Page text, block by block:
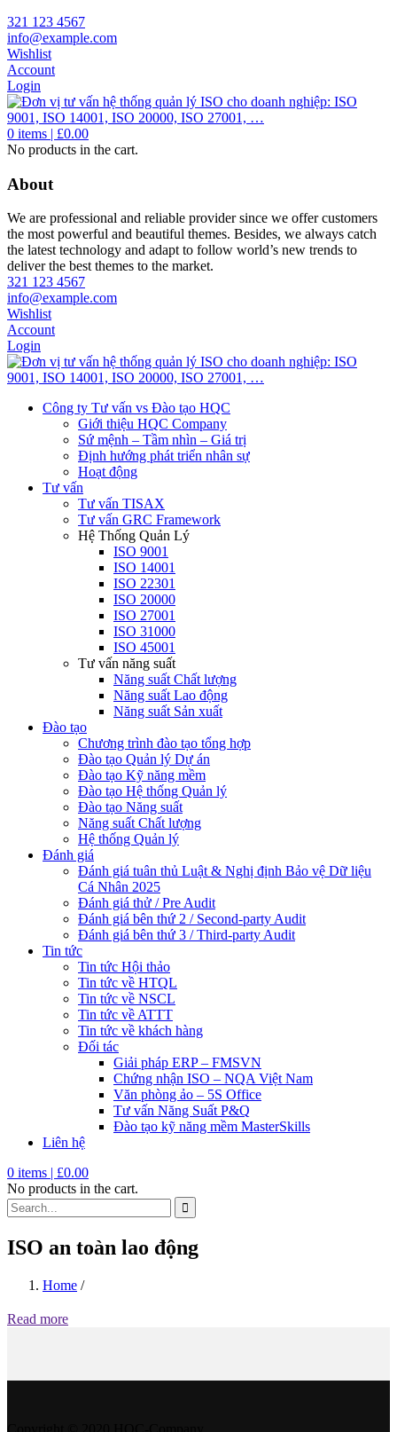
321 123 4567
info@example.com
Wishlist
Account
Login
0 items | £0.00
No products in the cart.
About
We are professional and reliable provider since we offer customers
the most powerful and beautiful themes. Besides, we always catch
the latest technology and adapt to follow world’s new trends to
deliver the best themes to the market.
321 123 4567
info@example.com
Wishlist
Account
Login
Công ty Tư vấn vs Đào tạo HQC
Giới thiệu HQC Company
Sứ mệnh – Tầm nhìn – Giá trị
Định hướng phát triển nhân sự
Hoạt động
Tư vấn
Tư vấn TISAX
Tư vấn GRC Framework
Hệ Thống Quản Lý
ISO 9001
ISO 14001
ISO 22301
ISO 20000
ISO 27001
ISO 31000
ISO 45001
Tư vấn năng suất
Năng suất Chất lượng
Năng suất Lao động
Năng suất Sản xuất
Đào tạo
Chương trình đào tạo tổng hợp
Đào tạo Quản lý Dự án
Đào tạo Kỹ năng mềm
Đào tạo Hệ thống Quản lý
Đào tạo Năng suất
Năng suất Chất lượng
Hệ thống Quản lý
Đánh giá
Đánh giá tuân thủ Luật & Nghị định Bảo vệ Dữ liệu
Cá Nhân 2025
Đánh giá thử / Pre Audit
Đánh giá bên thứ 2 / Second-party Audit
Đánh giá bên thứ 3 / Third-party Audit
Tin tức
Tin tức Hội thảo
Tin tức về HTQL
Tin tức về NSCL
Tin tức về ATTT
Tin tức về khách hàng
Đối tác
Giải pháp ERP – FMSVN
Chứng nhận ISO – NQA Việt Nam
Văn phòng ảo – 5S Office
Tư vấn Năng Suất P&Q
Đào tạo kỹ năng mềm MasterSkills
Liên hệ
0 items | £0.00
No products in the cart.
ISO an toàn lao động
Home /
Read more